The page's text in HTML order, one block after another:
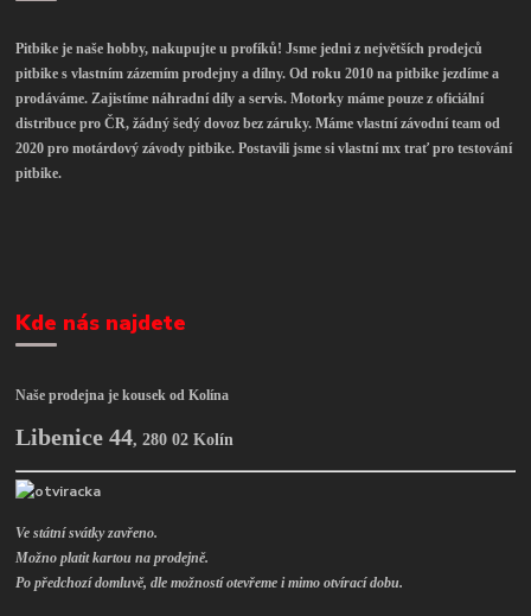
Pitbike je naše hobby, nakupujte u profíků! Jsme jedni z největších prodejců
pitbike s vlastním zázemím prodejny a dílny. Od roku 2010 na pitbike jezdíme a
prodáváme. Zajistíme náhradní díly a servis. Motorky máme pouze z oficiální
distribuce pro ČR, žádný šedý dovoz bez záruky. Máme vlastní závodní team od
2020 pro motárdový závody pitbike. Postavili jsme si vlastní mx trať pro testování
pitbike.
Kde nás najdete
Naše prodejna je kousek od Kolína
Libenice 44,280 02 Kolín
Ve státní svátky zavřeno.
Možno platit kartou na prodejně.
Po předchozí domluvě, dle možností otevřeme i mimo otvírací dobu.